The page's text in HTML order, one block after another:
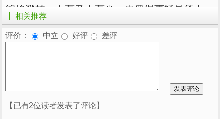
的顶梁柱，上有老下有小，更要保重好身体！
┃ 相关推荐
评价： 中立 好评 差评
【已有2位读者发表了评论】